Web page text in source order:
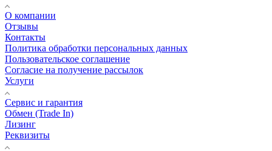
О компании
Отзывы
Контакты
Политика обработки персональных данных
Пользовательское соглашение
Согласие на получение рассылок
Услуги
Сервис и гарантия
Обмен (Trade In)
Лизинг
Реквизиты